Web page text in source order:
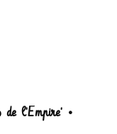
de l'Empire' •